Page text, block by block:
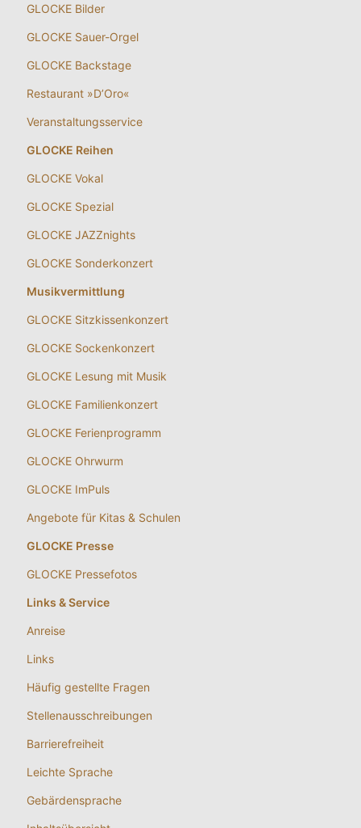
GLOCKE Bilder
GLOCKE Sauer-Orgel
GLOCKE Backstage
Restaurant »D’Oro«
Veranstaltungsservice
GLOCKE Reihen
GLOCKE Vokal
GLOCKE Spezial
GLOCKE JAZZnights
GLOCKE Sonderkonzert
Musikvermittlung
GLOCKE Sitzkissenkonzert
GLOCKE Sockenkonzert
GLOCKE Lesung mit Musik
GLOCKE Familienkonzert
GLOCKE Ferienprogramm
GLOCKE Ohrwurm
GLOCKE ImPuls
Angebote für Kitas & Schulen
GLOCKE Presse
GLOCKE Pressefotos
Links & Service
Anreise
Links
Häufig gestellte Fragen
Stellenausschreibungen
Barrierefreiheit
Leichte Sprache
Gebärdensprache